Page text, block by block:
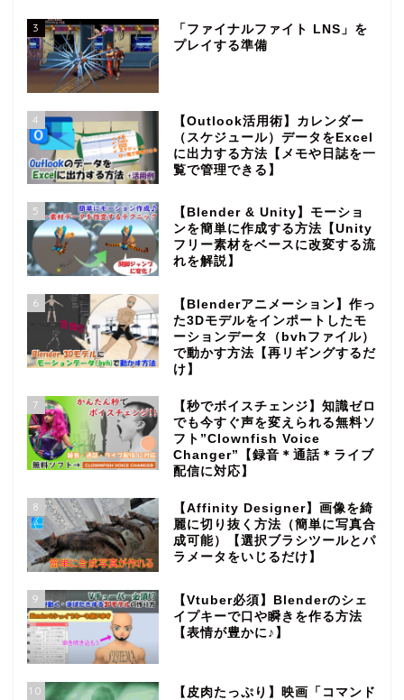
3
「ファイナルファイト LNS」を
プレイする準備
4
【Outlook活用術】カレンダー
（スケジュール）データをExcel
に出力する方法【メモや日誌を一
覧で管理できる】
5
【Blender & Unity】モーショ
ンを簡単に作成する方法【Unity
フリー素材をベースに改変する流
れを解説】
6
【Blenderアニメーション】作っ
た3Dモデルをインポートしたモ
ーションデータ（bvhファイル）
で動かす方法【再リギングするだ
け】
7
【秒でボイスチェンジ】知識ゼロ
でも今すぐ声を変えられる無料ソ
フト”Clownfish Voice
Changer”【録音＊通話＊ライブ
配信に対応】
8
【Affinity Designer】画像を綺
麗に切り抜く方法（簡単に写真合
成可能）【選択ブラシツールとパ
ラメータをいじるだけ】
9
【Vtuber必須】Blenderのシェ
イプキーで口や瞬きを作る方法
【表情が豊かに♪】
10
【皮肉たっぷり】映画「コマンド